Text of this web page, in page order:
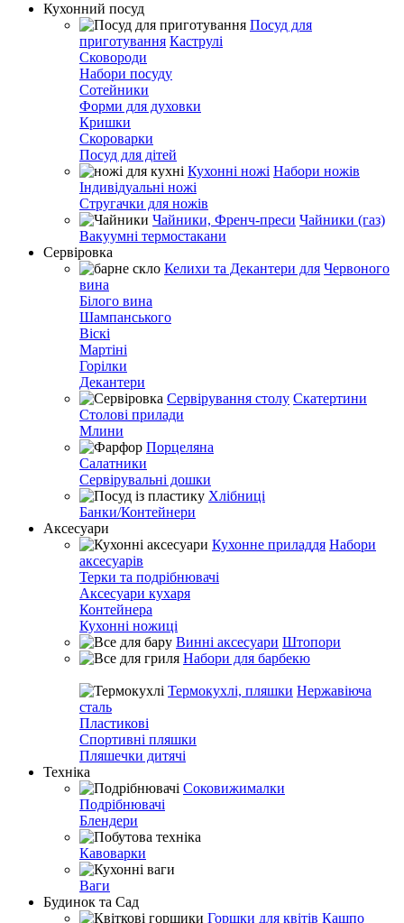
Кухонний посуд
Посуд для
приготування Каструлі
Сковороди
Набори посуду
Сотейники
Форми для духовки
Кришки
Скороварки
Посуд для дітей
Кухонні ножі Набори ножів
Індивідуальні ножі
Стругачки для ножів
Чайники, Френч-преси Чайники (газ)
Вакуумні термостакани
Сервіровка
Келихи та Декантери для Червоного
вина
Білого вина
Шампанського
Віскі
Мартіні
Горілки
Декантери
Сервірування столу Скатертини
Столові прилади
Млини
Порцеляна
Салатники
Сервірувальні дошки
Хлібниці
Банки/Контейнери
Аксесуари
Кухонне приладдя Набори
аксесуарів
Терки та подрібнювачі
Аксесуари кухаря
Контейнера
Кухонні ножиці
Винні аксесуари Штопори
Набори для барбекю
Термокухлі, пляшки Нержавіюча
сталь
Пластикові
Спортивні пляшки
Пляшечки дитячі
Техніка
Соковижималки
Подрібнювачі
Блендери
Кавоварки
Ваги
Будинок та Сад
Горшки для квітів Кашпо